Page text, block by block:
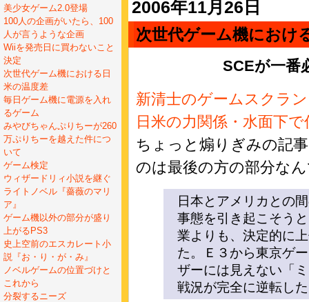
美少女ゲーム2.0登場
100人の企画がいたら、100
人が言うような企画
Wiiを発売日に買わないこと
決定
次世代ゲーム機における日
米の温度差
毎日ゲーム機に電源を入れ
るゲーム
みやびちゃんぷりちーが260
万ぷりちーを越えた件につ
いて
ゲーム検定
ウィザードリィ小説を継ぐ
ライトノベル『薔薇のマリ
ア』
ゲーム機以外の部分が盛り
上がるPS3
史上空前のエスカレート小
説『お・り・が・み』
ノベルゲームの位置づけと
これから
分裂するニーズ
2006年11月26日
次世代ゲーム機におけ
SCEが一番
新清士のゲームスクラ
日米の力関係・水面下
ちょっと煽りぎみの記
のは最後の方の部分な
日本とアメリカとの
事態を引き起こそう
業よりも、決定的に
た。Ｅ３から東京ゲ
ザーには見えない「
戦況が完全に逆転し